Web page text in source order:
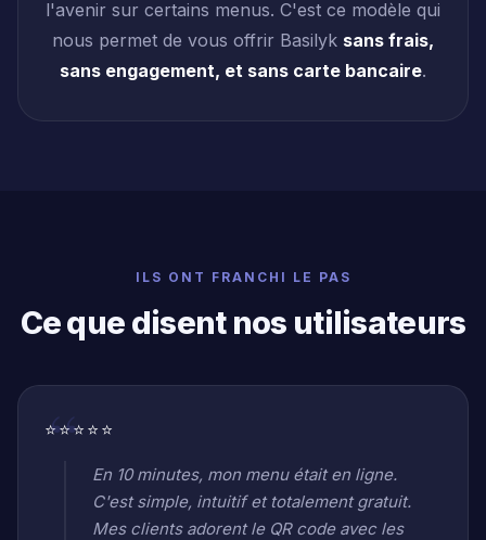
l'avenir sur certains menus. C'est ce modèle qui
nous permet de vous offrir Basilyk sans frais,
sans engagement, et sans carte bancaire.
ILS ONT FRANCHI LE PAS
Ce que disent nos utilisateurs
⭐⭐⭐⭐⭐
En 10 minutes, mon menu était en ligne.
C'est simple, intuitif et totalement gratuit.
Mes clients adorent le QR code avec les